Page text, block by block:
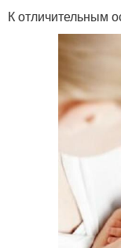
К отличительным